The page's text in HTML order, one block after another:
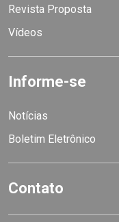
Revista Proposta
Vídeos
Informe-se
Notícias
Boletim Eletrônico
Contato